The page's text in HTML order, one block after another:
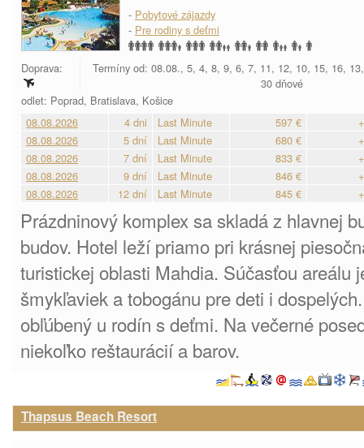
- Pobytové zájazdy
- Pre rodiny s deťmi
Doprava:
Termíny od: 08.08., 5, 4, 8, 9, 6, 7, 11, 12, 10, 15, 16,
30 dňové
odlet: Poprad, Bratislava, Košice
08.08.2026
4 dni Last Minute 597 €
08.08.2026
5 dní Last Minute 680 €
08.08.2026
7 dní Last Minute 833 €
08.08.2026
9 dní Last Minute 846 €
08.08.2026
12 dní Last Minute 845 €
Prázdninový komplex sa skladá z hlavnej
budov. Hotel leží priamo pri krásnej
turistickej oblasti Mahdia. Súčasťou areálu
šmykľaviek a tobogánu pre deti i
obľúbený u rodín s deťmi. Na večerné
niekoľko reštaurácií a barov.
Thapsus Beach Resort